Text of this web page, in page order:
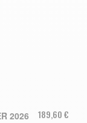
2026 189,60 €